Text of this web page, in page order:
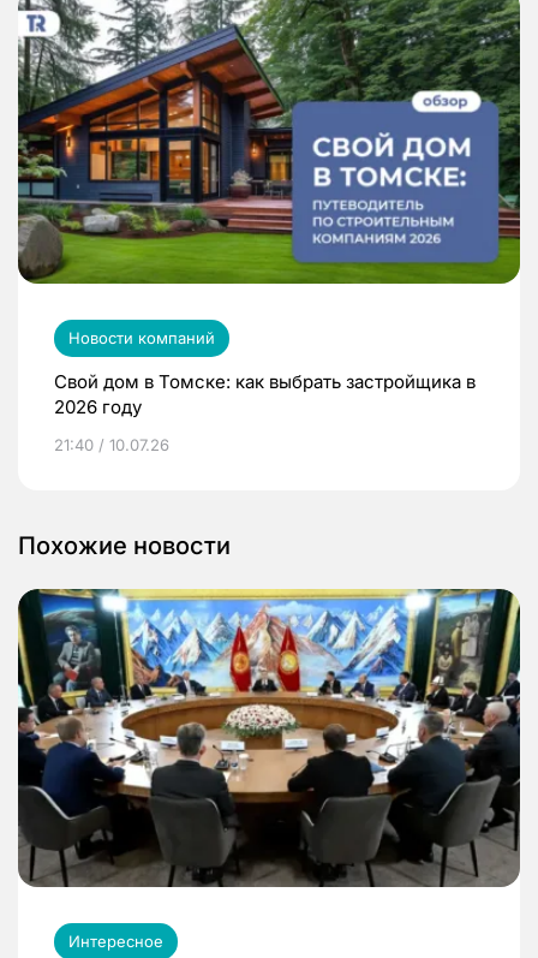
Новости компаний
Свой дом в Томске: как выбрать застройщика в
2026 году
21:40 / 10.07.26
Похожие новости
Интересное